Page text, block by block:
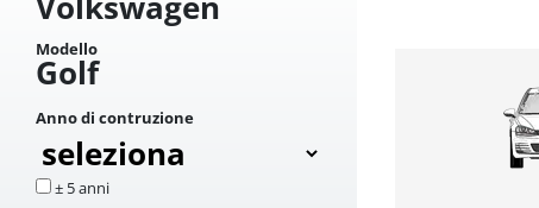
Modello
Golf
Anno di contruzione
± 5 anni